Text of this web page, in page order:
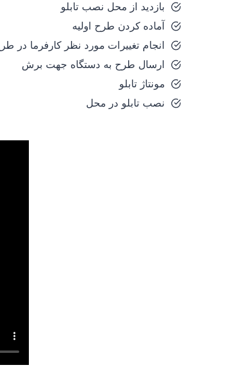
بازدید از محل نصب تابلو
آماده کردن طرح اولیه
انجام تغییرات مورد نظر کارفرما در
ارسال طرح به دستگاه جهت برش
مونتاژ تابلو
نصب تابلو در محل